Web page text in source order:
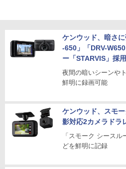
ケンウッド、暗さ
-650」「DRV-
ー「STARVIS」採用
夜間の暗いシーンや
鮮明に録画可能
ケンウッド、スモ
影対応2カメラドラ
「スモーク シース
どを鮮明に記録